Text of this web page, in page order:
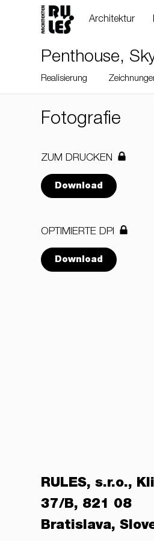
Architektur
Penthouse,
Realisierung
Fotografie
ZUM DRUCKEN
Download
OPTIMIERTE DPI
Download
RULES, s.r.o.,
37/B, 821 08
Bratislava,